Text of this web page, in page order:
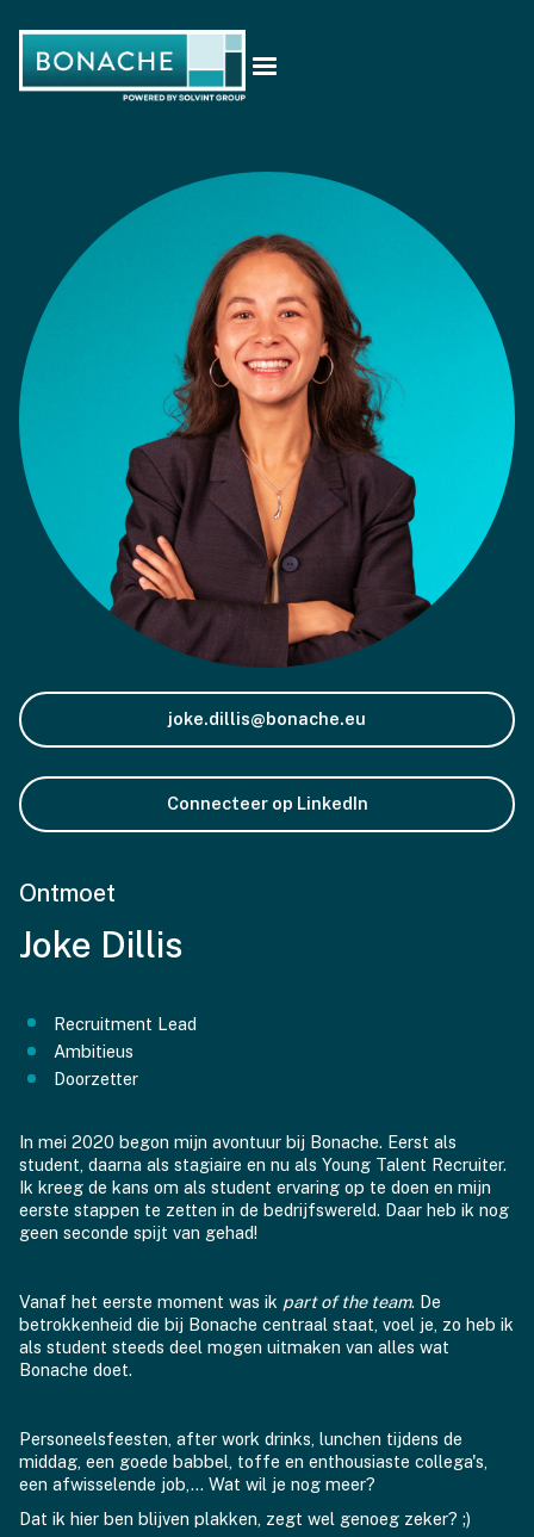
joke.dillis@bonache.eu
Connecteer op LinkedIn
Joke Dillis
Ontmoet
Recruitment Lead
Ambitieus
Doorzetter
In mei 2020 begon mijn avontuur bij Bonache. Eerst als
student, daarna als stagiaire en nu als Young Talent Recruiter.
Ik kreeg de kans om als student ervaring op te doen en mijn
eerste stappen te zetten in de bedrijfswereld. Daar heb ik nog
geen seconde spijt van gehad!
Vanaf het eerste moment was ik part of the team. De
betrokkenheid die bij Bonache centraal staat, voel je, zo heb ik
als student steeds deel mogen uitmaken van alles wat
Bonache doet.
Personeelsfeesten, after work drinks, lunchen tijdens de
middag, een goede babbel, toffe en enthousiaste collega's,
een afwisselende job,... Wat wil je nog meer?
Dat ik hier ben blijven plakken, zegt wel genoeg zeker? ;)